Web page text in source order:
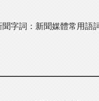
聞字詞：新聞媒體常用語